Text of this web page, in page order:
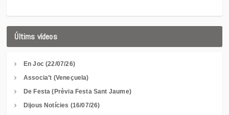
Últims vídeos
En Joc (22/07/26)
Associa’t (Veneçuela)
De Festa (Prèvia Festa Sant Jaume)
Dijous Notícies (16/07/26)